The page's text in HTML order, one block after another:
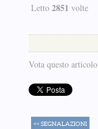
Letto 2851 volte
Vota questo articolo
<< SEGNALAZIONI